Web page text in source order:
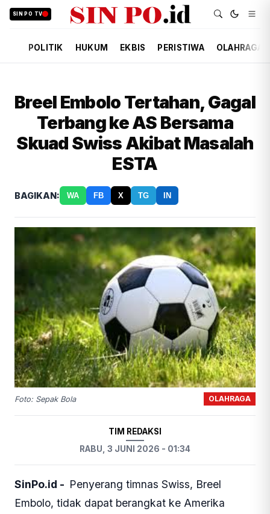
SIN PO TV
POLITIK HUKUM EKBIS PERISTIWA OLAHRAGA
Breel Embolo Tertahan, Gagal
Terbang ke AS Bersama
Skuad Swiss Akibat Masalah
ESTA
BAGIKAN: WA FB X TG IN
Foto: Sepak Bola OLAHRAGA
TIM REDAKSI
RABU, 3 JUNI 2026 - 01:34
SinPo.id - Penyerang timnas Swiss, Breel
Embolo, tidak dapat berangkat ke Amerika